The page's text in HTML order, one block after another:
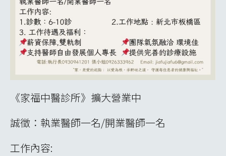
《家福中醫診所》擴大營業中
誠徵：執業醫師一名/開業醫師一名
工作內容: